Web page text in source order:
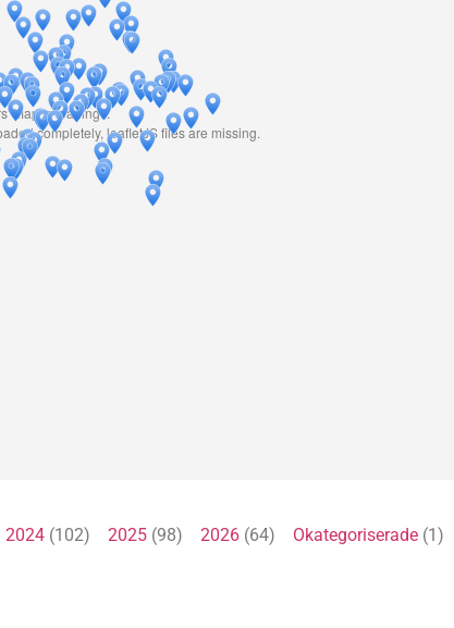
Map is loading...
completely, leafletJS files are missing.
2024 (102) 2025 (98) 2026 (64) Okategoriserade (1)